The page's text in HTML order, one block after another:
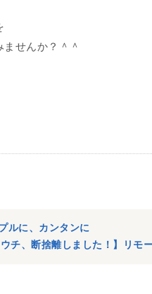
せんか？＾＾
ルに、カンタンに
ウチ、断捨離しました！】リモ